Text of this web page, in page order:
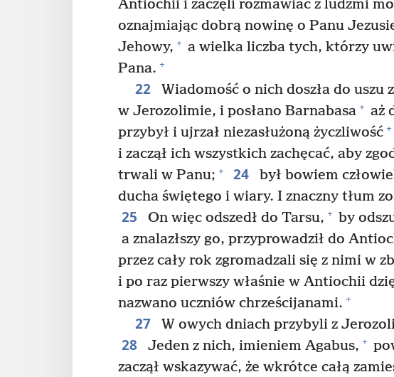
Antiochii i zaczęli rozmawiać z ludźmi
oznajmiając dobrą nowinę o Panu
Jehowy, + a wielka liczba tych, którzy
Pana. +
22
Wiadomość o nich doszła do uszu
w Jerozolimie, i posłano Barnabasa + aż
przybył i ujrzał niezasłużoną życzliwość +
i zaczął ich wszystkich zachęcać, aby
trwali w Panu; + 24
był bowiem
ducha świętego i wiary. I znaczny tłum
25 On więc odszedł do Tarsu, + by
a znalazłszy go, przyprowadził do
przez cały rok zgromadzali się z nimi w
i po raz pierwszy właśnie w Antiochii
nazwano uczniów chrześcijanami. +
27 W owych dniach przybyli z
28 Jeden z nich, imieniem Agabus, +
zaczął wskazywać, że wkrótce całą